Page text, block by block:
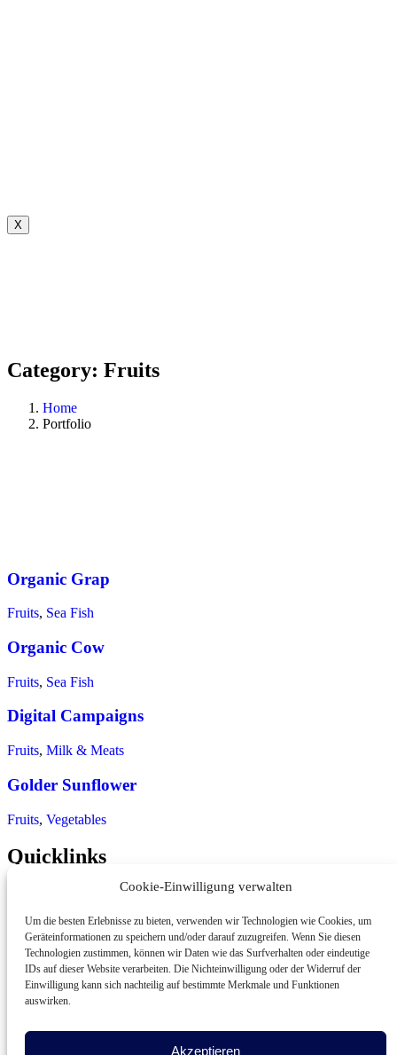
Cookie-Einwilligung verwalten
Um die besten Erlebnisse zu bieten, verwenden wir Technologien wie Cookies, um
Geräteinformationen zu speichern und/oder darauf zuzugreifen. Wenn Sie diesen
Technologien zustimmen, können wir Daten wie das Surfverhalten oder eindeutige
IDs auf dieser Website verarbeiten. Die Nichteinwilligung oder der Widerruf der
Einwilligung kann sich nachteilig auf bestimmte Merkmale und Funktionen
auswirken.
Akzeptieren
X
Category: Fruits
Home
Portfolio
Organic Grap
Fruits, Sea Fish
Organic Cow
Fruits, Sea Fish
Digital Campaigns
Fruits, Milk & Meats
Golder Sunflower
Fruits, Vegetables
Quicklinks
Dienstleistungen
Kontakt
Kontakt
0211 - 89 09 58 00
Adersstr. 12, 40215 Düsseldorf.